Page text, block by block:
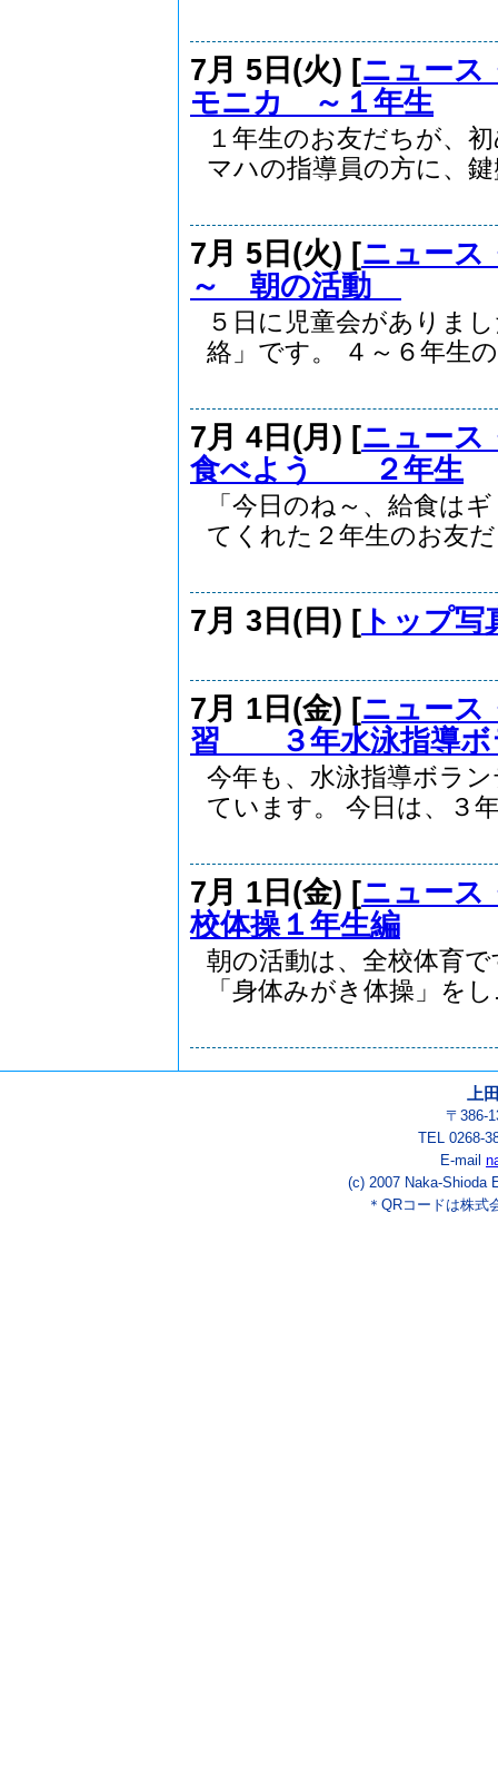
7月 5日(火) [ニュース
モニカ ～１年生
１年生のお友だちが、
マハの指導員の方に、鍵
7月 5日(火) [ニュース
～ 朝の活動
５日に児童会がありま
絡」です。 ４～６年生
7月 4日(月) [ニュース
食べよう ２年生
「今日のね～、給食は
てくれた２年生のお友
7月 3日(日) [ トップ写
7月 1日(金) [ニュース
習 ３年水泳指導ボ
今年も、水泳指導ボラ
ています。 今日は、３
7月 1日(金) [ニュース
校体操１年生編
朝の活動は、全校体育
「身体みがき体操」をし
上
〒386-
TEL 0268-
E-mail
(c) 2007 Naka-Shioda
＊QRコードは株式